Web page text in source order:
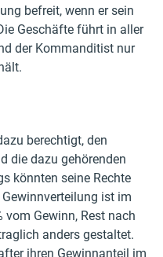
befreit, wenn er sein
Geschäfte führt in aller
der Kommanditist nur
berechtigt, den
die dazu gehörenden
könnten seine Rechte
ist im
vom Gewinn, Rest nach
anders gestaltet.
ihren Gewinnanteil im